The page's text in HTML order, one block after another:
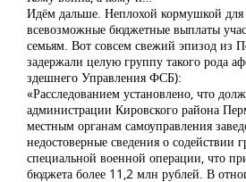
Идём дальше. Неплохой кормушкой для
всевозможные бюджетные выплаты
семьям. Вот совсем свежий эпизод из
задержали целую группу такого рода
здешнего Управления ФСБ):
«Расследованием установлено, что
администрации Кировского района
местным органам самоуправления
недостоверные сведения о содействии
специальной военной операции, что
бюджета более 11,2 млн рублей. В